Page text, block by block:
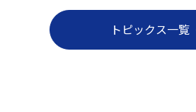
トピックス一覧